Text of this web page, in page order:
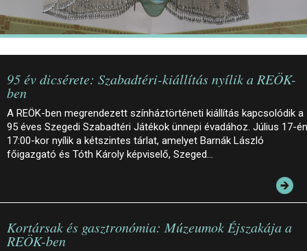
95 év dicsérete: Szabadtéri-kiállítás nyílik a REÖK-
ben
A REÖK-ben megrendezett színháztörténeti kiállítás kapcsolódik a
95 éves Szegedi Szabadtéri Játékok ünnepi évadához. Július 17-én
17:00-kor nyílik a kétszintes tárlat, amelyet Barnák László
főigazgató és Tóth Károly képviselő, Szeged…
Kortársak és gasztronómia: Múzeumok Éjszakája a
REÖK-ben